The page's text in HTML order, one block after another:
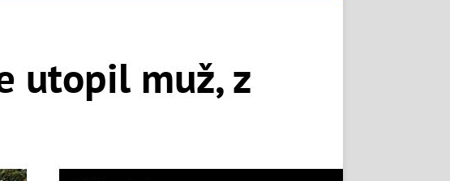
utopil muž, z